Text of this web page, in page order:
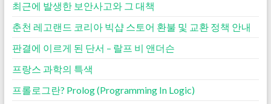
최근에 발생한 보안사고와 그 대책
춘천 레고랜드 코리아 빅샵 스토어 환불 및 교환 정책 안내
판결에 이르게 된 단서 – 랄프 비 앤더슨
프랑스 과학의 특색
프롤로그란? Prolog (Programming In Logic)